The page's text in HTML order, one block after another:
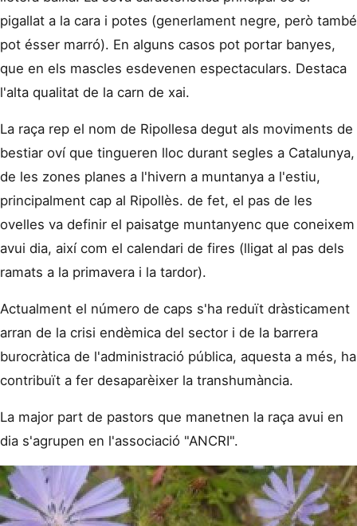
pigallat a la cara i potes (generlament negre, però també
pot ésser marró). En alguns casos pot portar banyes,
que en els mascles esdevenen espectaculars. Destaca
l'alta qualitat de la carn de xai.
La raça rep el nom de Ripollesa degut als moviments de
bestiar oví que tingueren lloc durant segles a Catalunya,
de les zones planes a l'hivern a muntanya a l'estiu,
principalment cap al Ripollès. de fet, el pas de les
ovelles va definir el paisatge muntanyenc que coneixem
avui dia, així com el calendari de fires (lligat al pas dels
ramats a la primavera i la tardor).
Actualment el número de caps s'ha reduït dràsticament
arran de la crisi endèmica del sector i de la barrera
burocràtica de l'administració pública, aquesta a més, ha
contribuït a fer desaparèixer la transhumància.
La major part de pastors que manetnen la raça avui en
dia s'agrupen en l'associació "ANCRI".